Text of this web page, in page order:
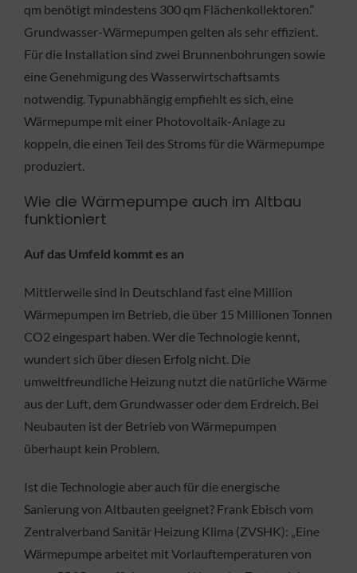
qm benötigt mindestens 300 qm Flächenkollektoren.“
Grundwasser-Wärmepumpen gelten als sehr effizient.
Für die Installation sind zwei Brunnenbohrungen sowie
eine Genehmigung des Wasserwirtschaftsamts
notwendig. Typunabhängig empfiehlt es sich, eine
Wärmepumpe mit einer Photovoltaik-Anlage zu
koppeln, die einen Teil des Stroms für die Wärmepumpe
produziert.
Wie die Wärmepumpe auch im Altbau
funktioniert
Auf das Umfeld kommt es an
Mittlerweile sind in Deutschland fast eine Million
Wärmepumpen im Betrieb, die über 15 Millionen Tonnen
CO2 eingespart haben. Wer die Technologie kennt,
wundert sich über diesen Erfolg nicht. Die
umweltfreundliche Heizung nutzt die natürliche Wärme
aus der Luft, dem Grundwasser oder dem Erdreich. Bei
Neubauten ist der Betrieb von Wärmepumpen
überhaupt kein Problem.
Ist die Technologie aber auch für die energische
Sanierung von Altbauten geeignet? Frank Ebisch vom
Zentralverband Sanitär Heizung Klima (ZVSHK): „Eine
Wärmepumpe arbeitet mit Vorlauftemperaturen von